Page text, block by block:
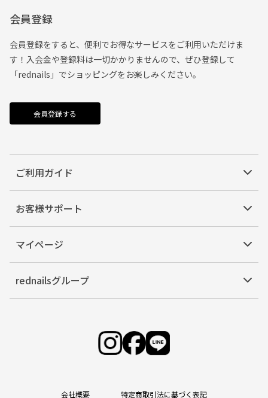
会員登録
会員登録をすると、便利でお得なサービスをご利用いただけま
す！入会金や登録料は一切かかりませんので、ぜひ登録して
「rednails」でショッピングをお楽しみください。
会員登録する
ご利用ガイド
お客様サポート
マイページ
rednailsグループ
会社概要 特定商取引法に基づく表記